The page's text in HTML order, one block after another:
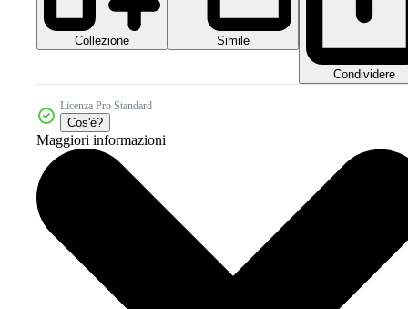
Collezione Simile
Condividere
Licenza Pro Standard
Cos'è?
Maggiori informazioni